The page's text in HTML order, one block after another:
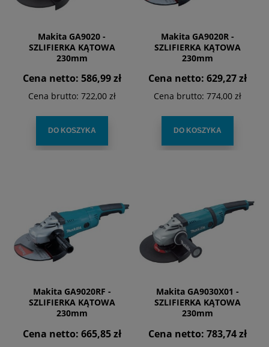
Makita GA9020 -
SZLIFIERKA KĄTOWA
230mm
Cena netto: 586,99 zł
Cena brutto: 722,00 zł
DO KOSZYKA
Makita GA9020R -
SZLIFIERKA KĄTOWA
230mm
Cena netto: 629,27 zł
Cena brutto: 774,00 zł
DO KOSZYKA
Makita GA9020RF -
SZLIFIERKA KĄTOWA
230mm
Cena netto: 665,85 zł
Makita GA9030X01 -
SZLIFIERKA KĄTOWA
230mm
Cena netto: 783,74 zł